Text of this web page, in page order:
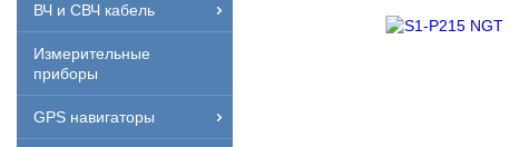
ВЧ и СВЧ кабель
Измерительные
приборы
GPS навигаторы